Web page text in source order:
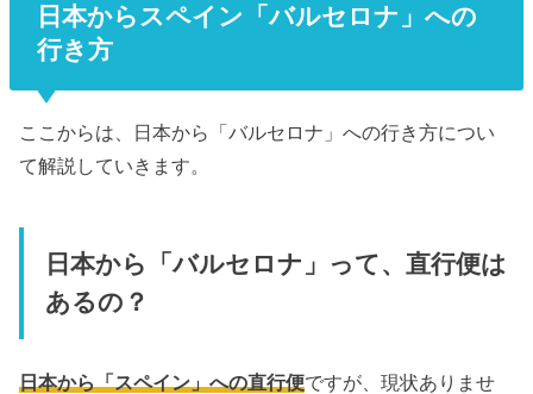
日本からスペイン「バルセロナ」への
行き方
ここからは、日本から「バルセロナ」への行き方につい
て解説していきます。
日本から「バルセロナ」って、直行便は
あるの？
日本から「スペイン」への直行便ですが、現状ありませ